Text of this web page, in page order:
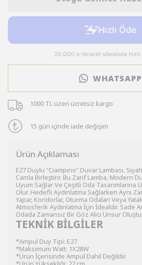
WHATSAPP
1000 TL üzeri ücretsiz kargo
15 gün içinde iade değişim
Ürün Açıklaması
E27 Duylu "Cıampıno" Duvar Lambası,
Camla Birleştirir. Bu Zarif Lamba, Modern
Uyum Sağlar Ve Çeşitli Oda Tasarımlarına
Olur. Hedefli Aydınlatma Sağlarken Aynı
Yapar, Koridorlar, Oturma Odaları Veya
Atmosferik Aydınlatma İçin İdealdir. Sade
Odada Zamansız Bir Göz Alıcı Unsur
TEKNİK BİLGİLER
*Ampul Duy Tipi: E27
*Maksimum Watt: 1X28W
*Ürün İçerisinde Ampul Dahil Değildir.